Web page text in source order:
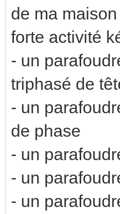
de ma
forte activité
- un
triphasé de
- un
de phase
- un
- un
- un